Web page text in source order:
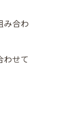
み合わ
わせて